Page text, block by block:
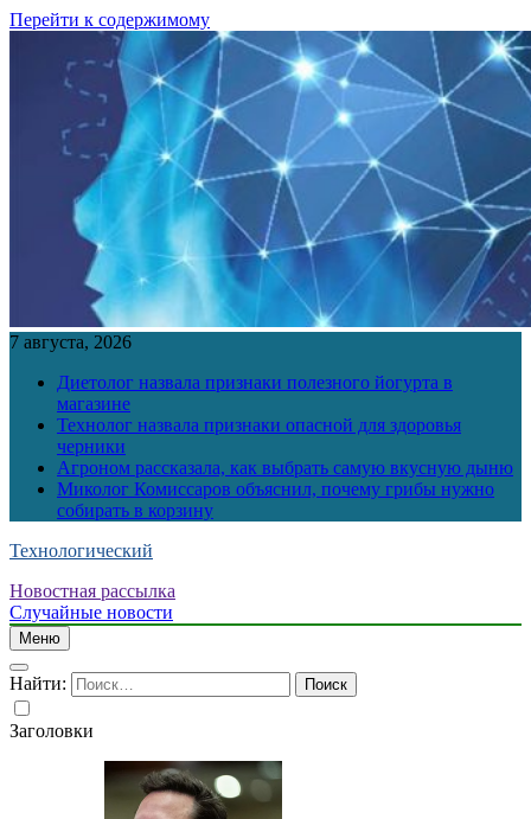
Перейти к содержимому
7 августа, 2026
Диетолог назвала признаки полезного йогурта в
магазине
Технолог назвала признаки опасной для здоровья
черники
Агроном рассказала, как выбрать самую вкусную дыню
Миколог Комиссаров объяснил, почему грибы нужно
собирать в корзину
Технологический
Новостная рассылка
Случайные новости
Меню
Найти:
Заголовки